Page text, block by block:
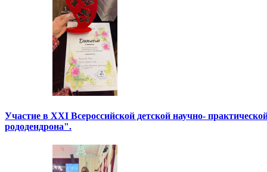
Участие в XXI Всероссийской детской научно-
рододендрона".